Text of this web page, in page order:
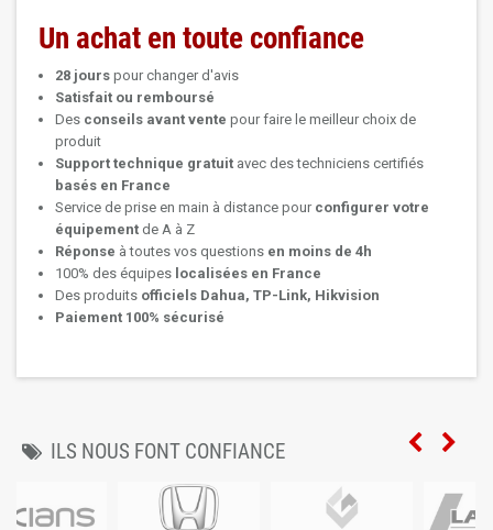
Un achat en toute confiance
28 jours pour changer d'avis
Satisfait ou remboursé
Des conseils avant vente pour faire le meilleur choix de
produit
Support technique gratuit avec des techniciens certifiés
basés en France
Service de prise en main à distance pour configurer votre
équipement de A à Z
Réponse à toutes vos questions en moins de 4h
100% des équipes localisées en France
Des produits officiels Dahua, TP-Link, Hikvision
Paiement 100% sécurisé
ILS NOUS FONT CONFIANCE